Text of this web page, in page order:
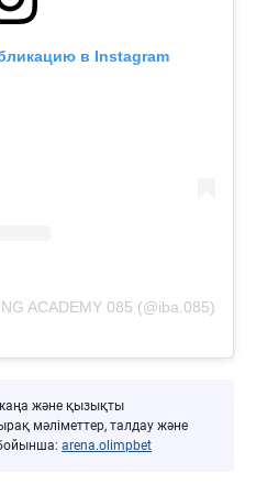
в Instagram
ACADEMY 085 (@iba.085)
және қызықты
мәліметтер, талдау және
arena.olimpbet